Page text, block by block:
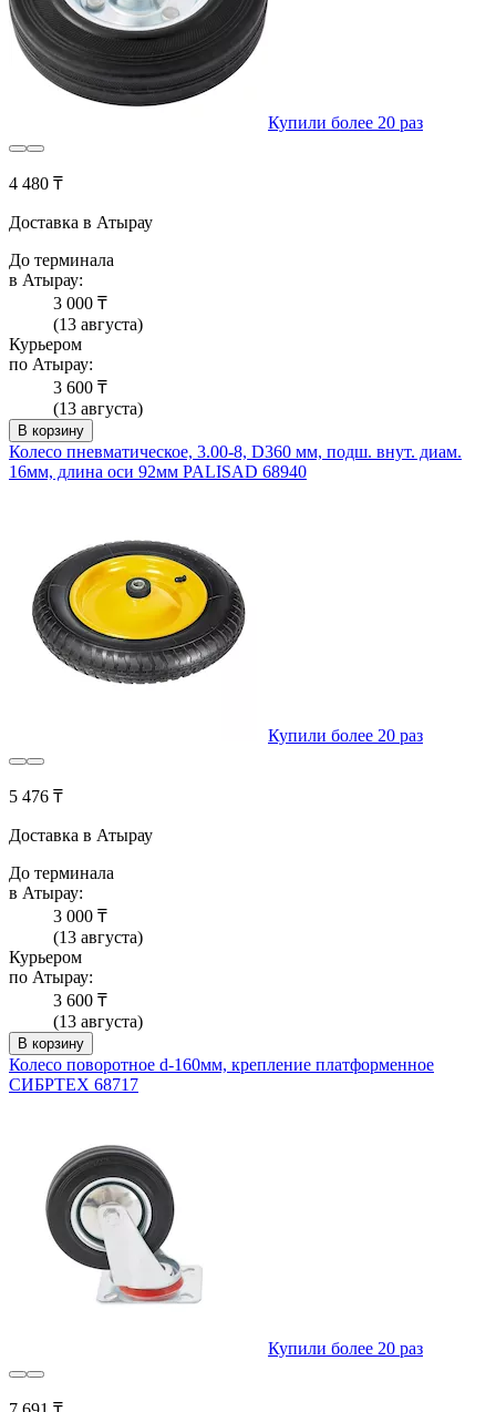
Купили более 20 раз
4 480 ₸
Доставка в Атырау
До терминала
в Атырау:
3 000 ₸
(13 августа)
Курьером
по Атырау:
3 600 ₸
(13 августа)
В корзину
Колесо пневматическое, 3.00-8, D360 мм, подш. внут. диам.
16мм, длина оси 92мм PALISAD 68940
Купили более 20 раз
5 476 ₸
Доставка в Атырау
До терминала
в Атырау:
3 000 ₸
(13 августа)
Курьером
по Атырау:
3 600 ₸
(13 августа)
В корзину
Колесо поворотное d-160мм, крепление платформенное
СИБРТЕХ 68717
Купили более 20 раз